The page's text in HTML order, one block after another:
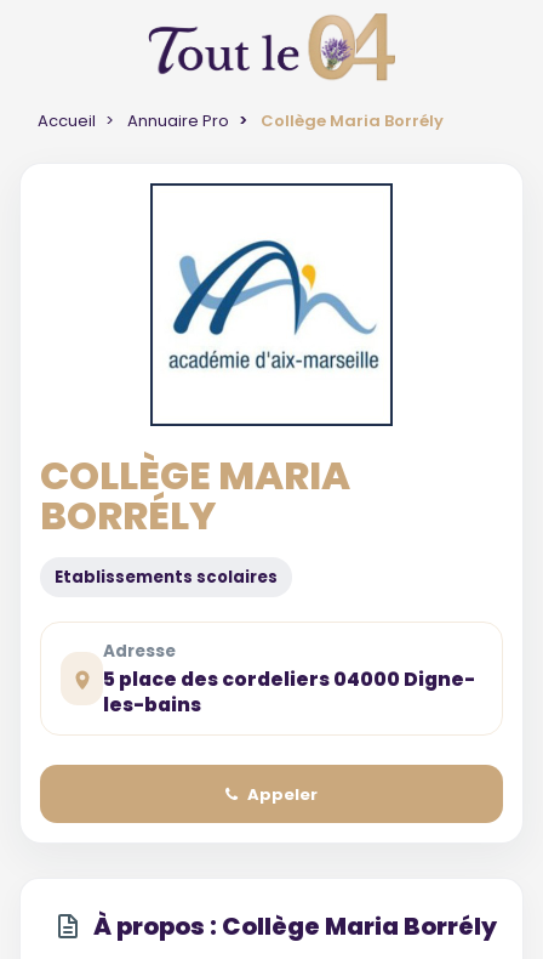
Accueil Annuaire Pro Collège Maria Borrély
COLLÈGE MARIA
BORRÉLY
Etablissements scolaires
Adresse
5 place des cordeliers 04000 Digne-
les-bains
Appeler
À propos : Collège Maria Borrély